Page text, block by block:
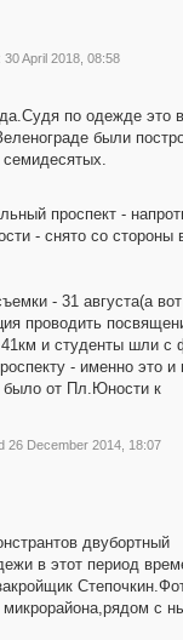
April 2018, 08:58
по одежде это
были
проспект -
- снято со стороны
- 31 августа(а
проводить
и студенты шли с
- именно это и
было от Пл.Юности к
26 December 2014, 18:07
двубортный
в этот период
микрорайона,рядом с